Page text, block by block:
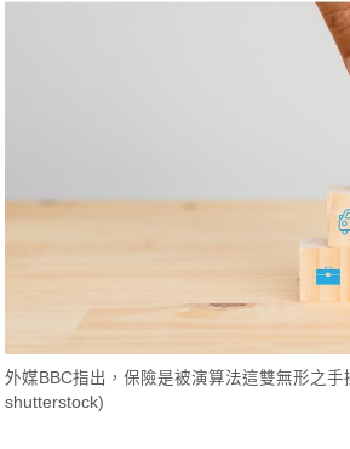
外媒BBC指出，保險是被演算法這雙無形之手
shutterstock)